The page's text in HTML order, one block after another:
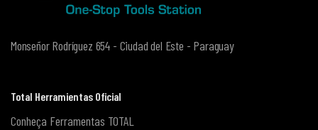
Monseñor Rodríguez 654 - Ciudad del Este - Paraguay
Total Herramientas Oficial
Conheça Ferramentas TOTAL